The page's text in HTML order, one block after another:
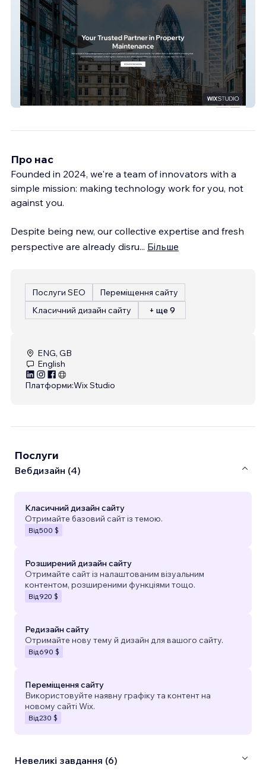
QF Property Maintenance
Про нас
Founded in 2024, we're a team of innovators with a
simple mission: making technology work for you, not
against you.
Despite being new, our collective expertise and fresh
perspective are already disru... Більше
Послуги SEO
Переміщення сайту
Класичний дизайн сайту
+ ще 9
ENG, GB
English
Платформи:Wix Studio
Послуги
Вебдизайн (4)
Класичний дизайн сайту
Отримайте базовий сайт із темою.
Від500 $
Розширений дизайн сайту
Отримайте сайт із налаштованим візуальним
контентом, розширеними функціями тощо.
Від920 $
Редизайн сайту
Отримайте нову тему й дизайн для вашого сайту.
Від690 $
Переміщення сайту
Використовуйте наявну графіку та контент на
новому сайті Wix.
Від230 $
Невеликі завдання (6)